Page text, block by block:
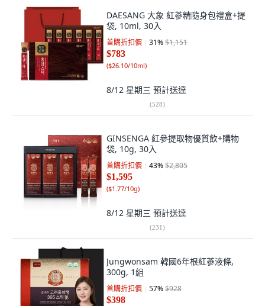
DAESANG 大象 紅蔘精隨身包禮盒+提
袋, 10ml, 30入
首購折扣價 31%$1,151
$783
($26.10/10ml)
8/12 星期三 預計送達
(528)
GINSENGA 紅參提取物優質飲+購物
袋, 10g, 30入
首購折扣價 43%$2,805
$1,595
($1.77/10g)
8/12 星期三 預計送達
(231)
Jungwonsam 韓國6年根紅蔘液條,
300g, 1組
首購折扣價 57%$928
$398